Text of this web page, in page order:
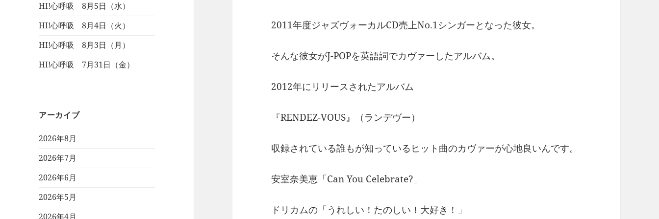
HI!心呼吸 8月5日（水）
HI!心呼吸 8月4日（火）
HI!心呼吸 8月3日（月）
HI!心呼吸 7月31日（金）
アーカイブ
2026年8月
2026年7月
2026年6月
2026年5月
2026年4月
2011年度ジャズヴォーカルCD売上No.1シンガーとなった彼女。
そんな彼女がJ-POPを英語詞でカヴァーしたアルバム。
2012年にリリースされたアルバム
『RENDEZ-VOUS』（ランデヴー）
収録されている誰もが知っているヒット曲のカヴァーが心地良いんです。
安室奈美恵「Can You Celebrate?」
ドリカムの「うれしい！たのしい！大好き！」